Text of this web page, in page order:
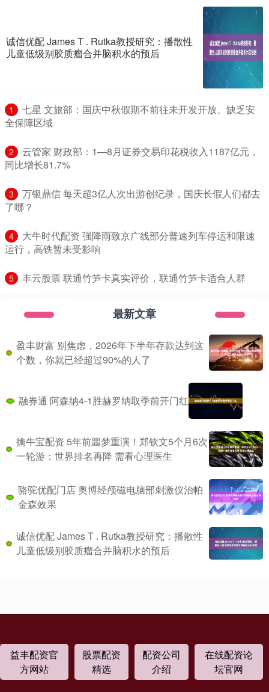
诚信优配 James T . Rutka教授研究：播散性
儿童低级别胶质瘤合并脑积水的预后
1
​七星 文旅部：国庆中秋假期不前往未开发开放、缺乏安
全保障区域
2
​云管家 财政部：1—8月证券交易印花税收入1187亿元，
同比增长81.7%
3
​万银鼎信 每天超3亿人次出游创纪录，国庆长假人们都去
了哪？
4
​大牛时代配资 强降雨致京广线部分普速列车停运和限速
运行，高铁暂未受影响
5 ​丰云股票 联通竹笋卡真实评价，联通竹笋卡适合人群
最新文章
盈丰财富 别焦虑，2026年下半年存款达到这
个数，你就已经超过90%的人了
融券通 阿森纳4-1胜赫罗纳取季前开门红
擒牛宝配资 5年前噩梦重演！郑钦文5个月6次
一轮游：世界排名再降 需看心理医生
骆驼优配门店 奥博经颅磁电脑部刺激仪治帕
金森效果
诚信优配 James T . Rutka教授研究：播散性
儿童低级别胶质瘤合并脑积水的预后
益丰配资官
方网站
股票配资
精选
配资公司
介绍
在线配资论
坛官网